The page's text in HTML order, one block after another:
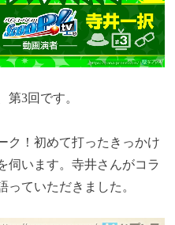
第3回です。
ク！初めて打ったきっかけ
伺います。寺井さんがコラ
っていただきました。